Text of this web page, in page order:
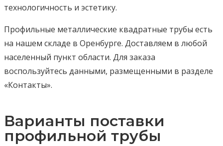
технологичность и эстетику.
Профильные металлические квадратные трубы есть
на нашем складе в Оренбурге. Доставляем в любой
населенный пункт области. Для заказа
воспользуйтесь данными, размещенными в разделе
«Контакты».
Варианты поставки
профильной трубы